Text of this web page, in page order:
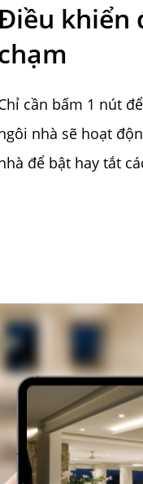
khiển
cần bấm 1 nút
nhà sẽ hoạt
để bật hay tắt